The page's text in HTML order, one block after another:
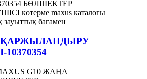
10370354